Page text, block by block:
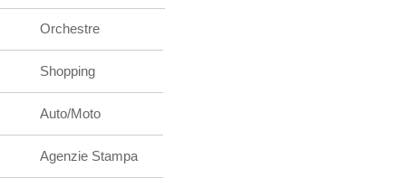
Orchestre
Shopping
Auto/Moto
Agenzie Stampa